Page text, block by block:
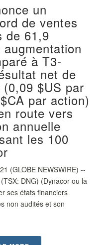
un
de ventes
de 61,9
à T3-
net de
$US par
par action)
route vers
annuelle
les 100
(GLOBE NEWSWIRE) --
DNG) (Dynacor ou la
ses états financiers
non audités et son